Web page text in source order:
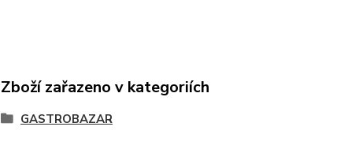
Zboží zařazeno v kategoriích
GASTROBAZAR